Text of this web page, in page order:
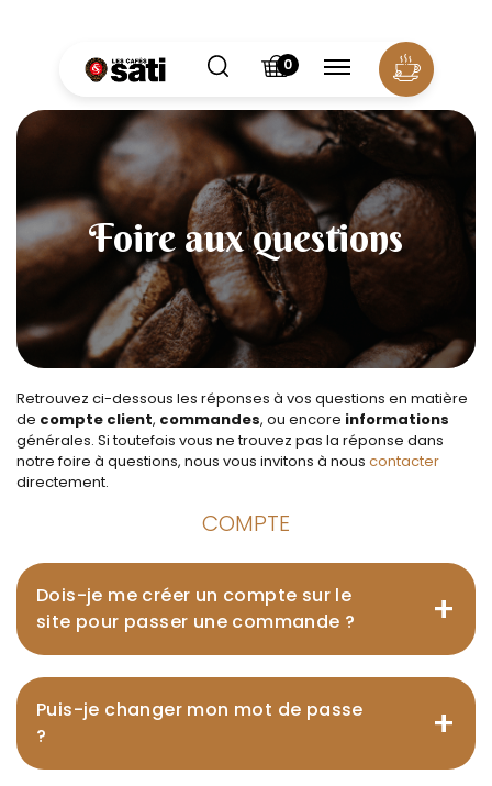
0
Foire aux questions
Retrouvez ci-dessous les réponses à vos questions en matière
de compte client, commandes, ou encore informations
générales. Si toutefois vous ne trouvez pas la réponse dans
notre foire à questions, nous vous invitons à nous contacter
directement.
COMPTE
Dois-je me créer un compte sur le
site pour passer une commande ?
+
Puis-je changer mon mot de passe
?
+